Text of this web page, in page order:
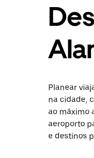
Planear
na cidade,
ao máximo
aeroporto
e destinos